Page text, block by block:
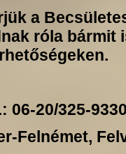
a
róla bármit
06-20/325-
Felnémet,